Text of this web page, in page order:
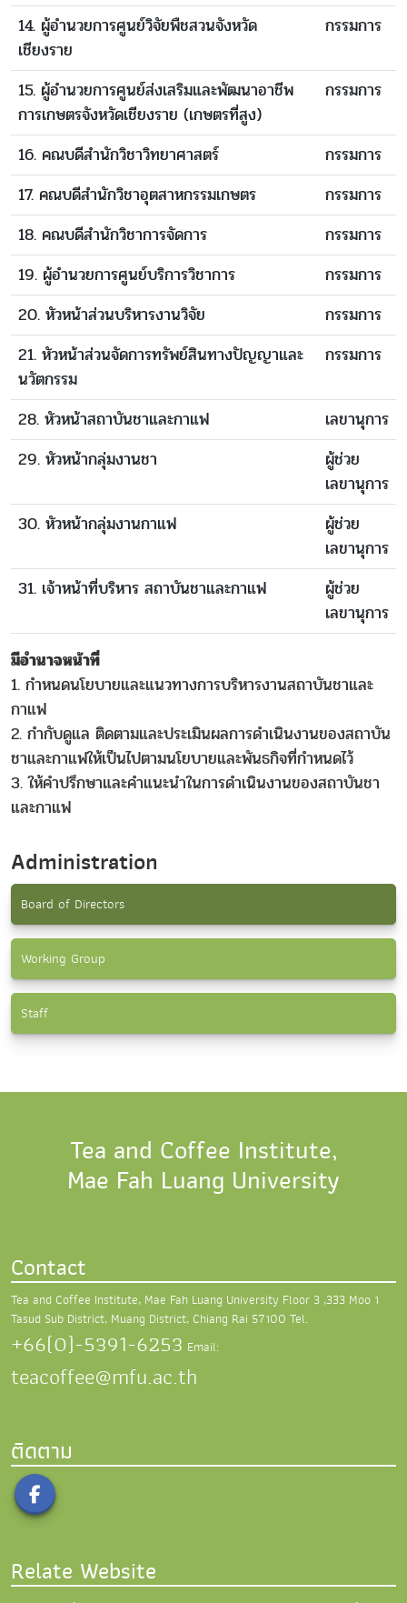
14. ผู้อำนวยการศูนย์วิจัยพืชสวนจังหวัด
เชียงราย
กรรมการ
15. ผู้อำนวยการศูนย์ส่งเสริมและพัฒนาอาชีพ
การเกษตรจังหวัดเชียงราย (เกษตรที่สูง)
กรรมการ
16. คณบดีสำนักวิชาวิทยาศาสตร์
กรรมการ
17. คณบดีสำนักวิชาอุตสาหกรรมเกษตร
กรรมการ
18. คณบดีสำนักวิชาการจัดการ
กรรมการ
19. ผู้อำนวยการศูนย์บริการวิชาการ
กรรมการ
20. หัวหน้าส่วนบริหารงานวิจัย
กรรมการ
21. หัวหน้าส่วนจัดการทรัพย์สินทางปัญญาและ
นวัตกรรม
กรรมการ
28. หัวหน้าสถาบันชาและกาแฟ
เลขานุการ
29. หัวหน้ากลุ่มงานชา
ผู้ช่วย
เลขานุการ
30. หัวหน้ากลุ่มงานกาแฟ
ผู้ช่วย
เลขานุการ
31. เจ้าหน้าที่บริหาร สถาบันชาและกาแฟ
ผู้ช่วย
เลขานุการ
มีอำนาจหน้าที่
1. กำหนดนโยบายและแนวทางการบริหารงานสถาบันชาและ
กาแฟ
2. กำกับดูแล ติดตามและประเมินผลการดำเนินงานของสถาบัน
ชาและกาแฟให้เป็นไปตามนโยบายและพันธกิจที่กำหนดไว้
3. ให้คำปรึกษาและคำแนะนำในการดำเนินงานของสถาบันชา
และกาแฟ
Administration
Board of Directors
Working Group
Staff
Tea and Coffee Institute,
Mae Fah Luang University
Contact
Tea and Coffee Institute, Mae Fah Luang University Floor 3 ,333 Moo 1
Tasud Sub District, Muang District, Chiang Rai 57100 Tel.
+66(0)-5391-6253 Email:
teacoffee@mfu.ac.th
ติดตาม
Relate Website